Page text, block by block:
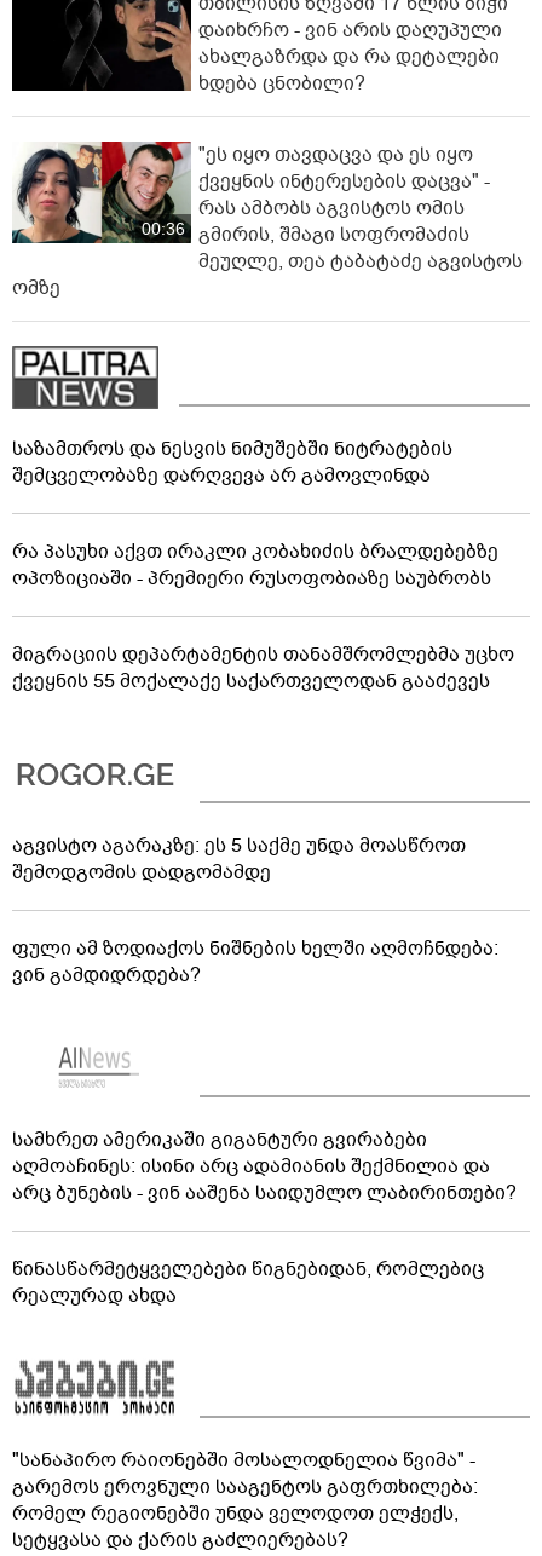
დაიხრჩო - ვინ არის დაღუპული
ახალგაზრდა და რა დეტალები
ხდება ცნობილი?
00:36
"ეს იყო თავდაცვა და ეს იყო
ქვეყნის ინტერესების დაცვა" -
რას ამბობს აგვისტოს ომის
გმირის, შმაგი სოფრომაძის
მეუღლე, თეა ტაბატაძე აგვისტოს
ომზე
საზამთროს და ნესვის ნიმუშებში ნიტრატების
შემცველობაზე დარღვევა არ გამოვლინდა
რა პასუხი აქვთ ირაკლი კობახიძის ბრალდებებზე
ოპოზიციაში - პრემიერი რუსოფობიაზე საუბრობს
მიგრაციის დეპარტამენტის თანამშრომლებმა უცხო
ქვეყნის 55 მოქალაქე საქართველოდან გააძევეს
აგვისტო აგარაკზე: ეს 5 საქმე უნდა მოასწროთ
შემოდგომის დადგომამდე
ფული ამ ზოდიაქოს ნიშნების ხელში აღმოჩნდება:
ვინ გამდიდრდება?
სამხრეთ ამერიკაში გიგანტური გვირაბები
აღმოაჩინეს: ისინი არც ადამიანის შექმნილია და
არც ბუნების - ვინ ააშენა საიდუმლო ლაბირინთები?
წინასწარმეტყველებები წიგნებიდან, რომლებიც
რეალურად ახდა
"სანაპირო რაიონებში მოსალოდნელია წვიმა" -
გარემოს ეროვნული სააგენტოს გაფრთხილება:
რომელ რეგიონებში უნდა ველოდოთ ელჭექს,
სეტყვასა და ქარის გაძლიერებას?